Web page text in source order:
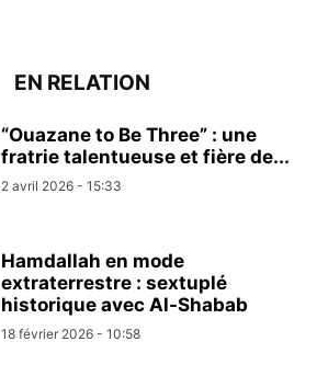
EN RELATION
“Ouazane to Be Three” : une
fratrie talentueuse et fière de...
2 avril 2026 - 15:33
Hamdallah en mode
extraterrestre : sextuplé
historique avec Al-Shabab
18 février 2026 - 10:58